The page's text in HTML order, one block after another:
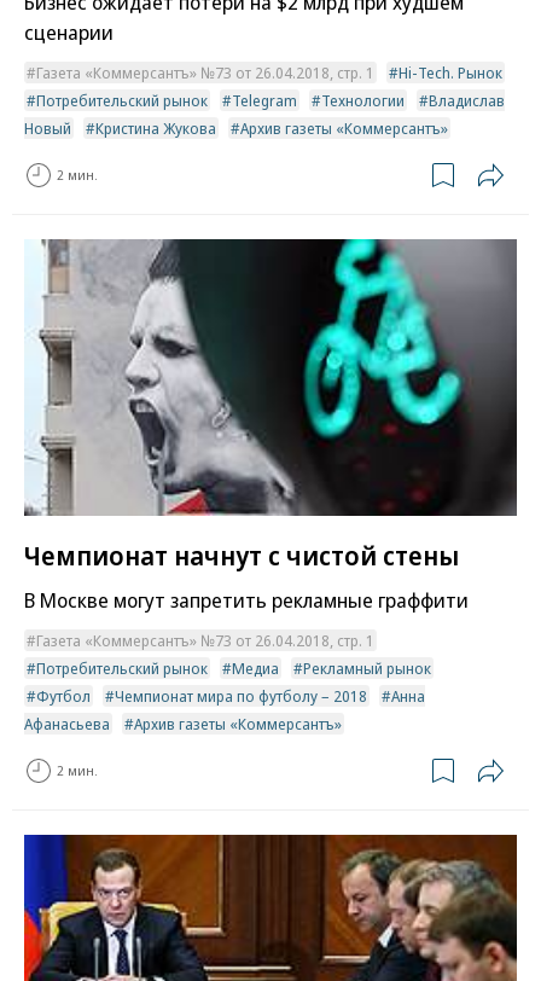
сценарии
Газета «Коммерсантъ» №73 от 26.04.2018, стр. 1
Hi-Tech. Рынок
Потребительский рынок
Telegram Технологии
Владислав
Новый
Кристина Жукова Архив газеты «Коммерсантъ»
2 мин.
Чемпионат начнут с чистой стены
В Москве могут запретить рекламные граффити
Газета «Коммерсантъ» №73 от 26.04.2018, стр. 1
Потребительский рынок
Медиа
Рекламный рынок
Футбол
Чемпионат мира по футболу – 2018
Анна
Афанасьева
Архив газеты «Коммерсантъ»
2 мин.